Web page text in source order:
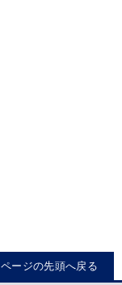
ページの先頭へ戻る